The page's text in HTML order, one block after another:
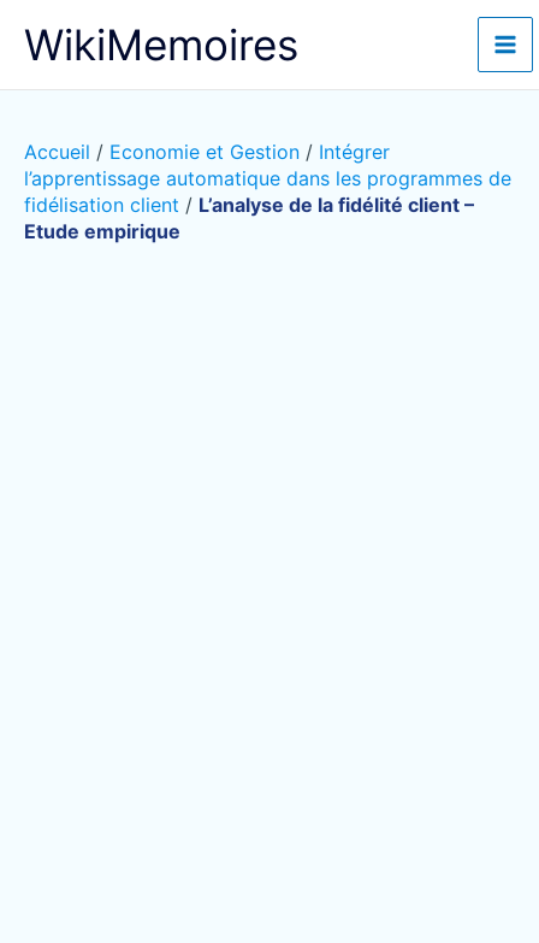
WikiMemoires
Accueil / Economie et Gestion / Intégrer
l’apprentissage automatique dans les programmes de
fidélisation client / L’analyse de la fidélité client –
Etude empirique